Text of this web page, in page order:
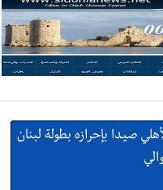
صيدا بإحرازه بطولة لبنان